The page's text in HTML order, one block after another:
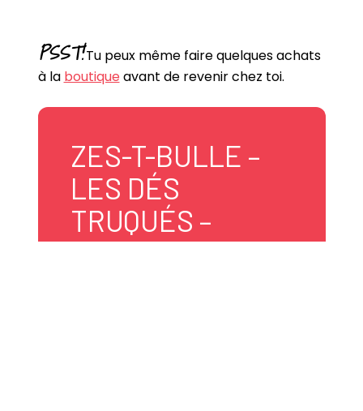
PSST!Tu peux même faire quelques achats
à la boutique avant de revenir chez toi.
ZES-T-BULLE –
LES DÉS
TRUQUÉS –
RESTAURANT